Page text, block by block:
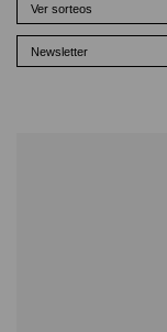
Ver sorteos
Newsletter